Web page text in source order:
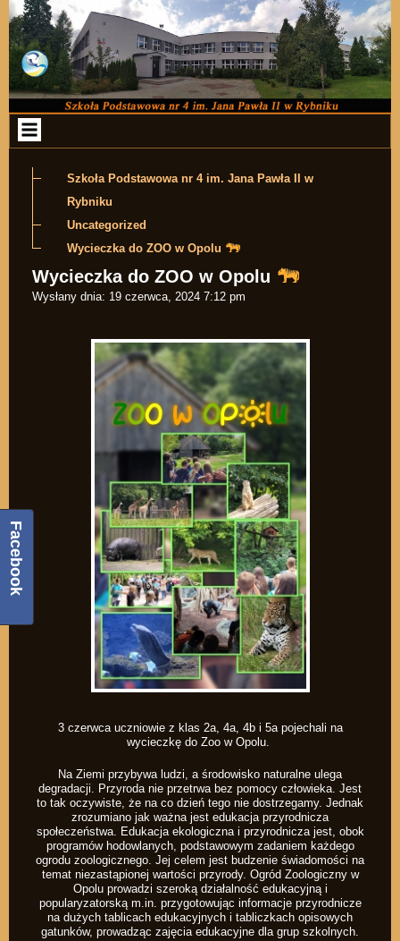
Przejdź do zawartości
Szkoła Podstawowa nr 4 im. Jana Pawła II w
Rybniku
Uncategorized
Wycieczka do ZOO w Opolu
Wycieczka do ZOO w Opolu
Wysłany dnia: 19 czerwca, 2024 7:12 pm
3 czerwca uczniowie z klas 2a, 4a, 4b i 5a pojechali na
wycieczkę do Zoo w Opolu.
Na Ziemi przybywa ludzi, a środowisko naturalne ulega
degradacji. Przyroda nie przetrwa bez pomocy człowieka. Jest
to tak oczywiste, że na co dzień tego nie dostrzegamy. Jednak
zrozumiano jak ważna jest edukacja przyrodnicza
społeczeństwa. Edukacja ekologiczna i przyrodnicza jest, obok
programów hodowlanych, podstawowym zadaniem każdego
ogrodu zoologicznego. Jej celem jest budzenie świadomości na
temat niezastąpionej wartości przyrody. Ogród Zoologiczny w
Opolu prowadzi szeroką działalność edukacyjną i
popularyzatorską m.in. przygotowując informacje przyrodnicze
na dużych tablicach edukacyjnych i tabliczkach opisowych
gatunków, prowadząc zajęcia edukacyjne dla grup szkolnych.
Facebook